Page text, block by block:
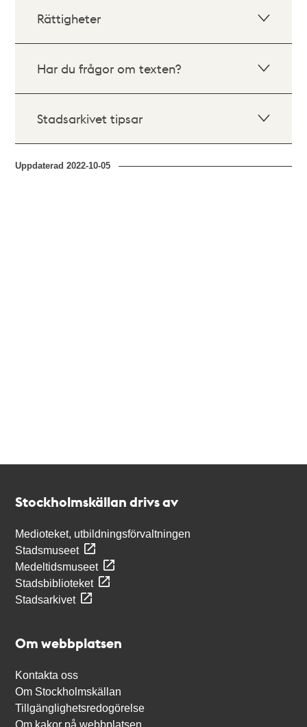
Rättigheter
Har du frågor om texten?
Stadsarkivet tipsar
Uppdaterad2022-10-05
Stockholmskällan drivs av
Medioteket, utbildningsförvaltningen
Stadsmuseet
Medeltidsmuseet
Stadsbiblioteket
Stadsarkivet
Om webbplatsen
Kontakta oss
Om Stockholmskällan
Tillgänglighetsredogörelse
Om kakor på webbplatsen